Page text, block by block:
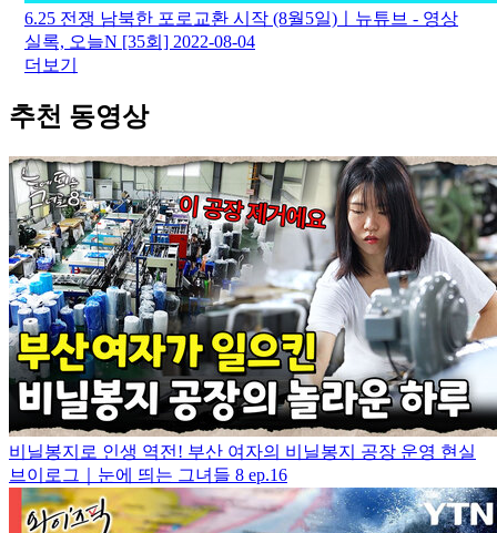
6.25 전쟁 남북한 포로교환 시작 (8월5일)ㅣ뉴튜브 - 영상
실록, 오늘N [35회] 2022-08-04
더보기
추천 동영상
비닐봉지로 인생 역전! 부산 여자의 비닐봉지 공장 운영 현실
브이로그｜눈에 띄는 그녀들 8 ep.16